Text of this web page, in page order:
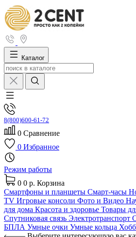
Каталог
8(800)600-61-72
0 Сравнение
0 Избранное
Режим работы
0 0 р. Корзина
Смартфоны и планшеты Смарт-часы
TV Игровые консоли Фото и Видео
для дома Красота и здоровье Товары
Спутниковая связь Электротранспорт
БПЛА Умные очки Умные кольца